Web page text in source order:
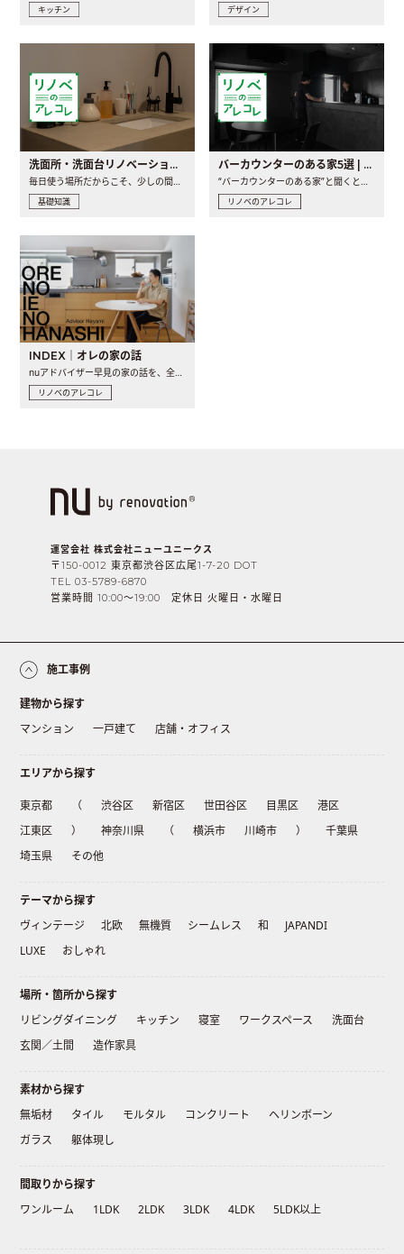
キッチン デザイン
洗面所・洗面台リノベーションの事例と間取りアイデア
基礎知識
バーカウンターのある家5選 | 日常に馴染む“距離の近い”キッチンとは
リノベのアレコレ
INDEX｜オレの家の話
nuアドバイザー早見の家の話を、全4話でお届け。リノベーションを..
リノベのアレコレ
運営会社 株式会社ニューユニークス
〒150-0012 東京都渋谷区広尾1-7-20 DOT
TEL 03-5789-6870
営業時間 10:00〜19:00 定休日 火曜日・水曜日
施工事例
建物から探す
マンション
一戸建て 店舗・オフィス
エリアから探す
東京都 （ 渋谷区 新宿区 世田谷区 目黒区
港区
江東区
） 神奈川県 （ 横浜市 川崎市 ）
千葉県
埼玉県
その他
テーマから探す
ヴィンテージ
北欧 無機質 シームレス 和
JAPANDI
LUXE
おしゃれ
場所・箇所から探す
リビングダイニング
キッチン 寝室 ワークスペース
洗面台
玄関／土間
造作家具
素材から探す
無垢材
タイル モルタル コンクリート
ヘリンボーン
ガラス
躯体現し
間取りから探す
ワンルーム
1LDK 2LDK 3LDK 4LDK 5LDK以上